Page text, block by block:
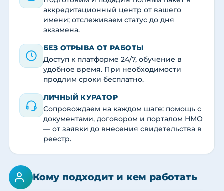
аккредитационный центр от вашего
имени; отслеживаем статус до дня
экзамена.
БЕЗ ОТРЫВА ОТ РАБОТЫ
Доступ к платформе 24/7, обучение в
удобное время. При необходимости
продлим сроки бесплатно.
ЛИЧНЫЙ КУРАТОР
Сопровождаем на каждом шаге: помощь с
документами, договором и порталом НМО
— от заявки до внесения свидетельства в
реестр.
Кому подходит и кем работать